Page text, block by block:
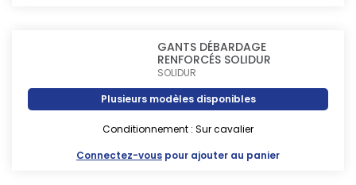
GANTS DÉBARDAGE
RENFORCÉS SOLIDUR
SOLIDUR
Plusieurs modèles disponibles
Conditionnement : Sur cavalier
Connectez-vous pour ajouter au panier